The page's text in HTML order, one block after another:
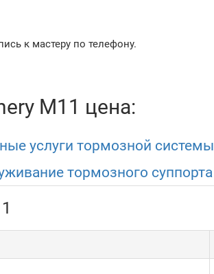
к мастеру по телефону.
M11 цена:
услуги тормозной системы
тормозного суппорта